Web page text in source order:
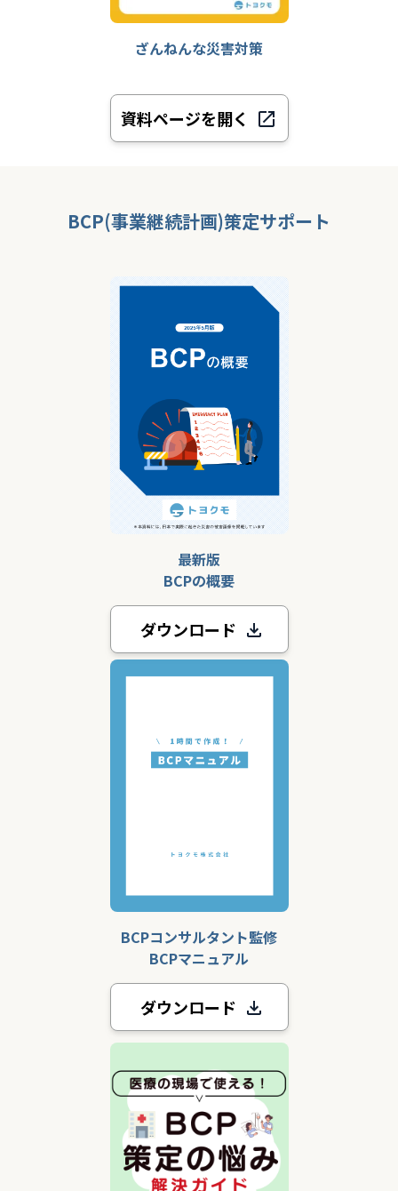
ざんねんな災害対策
資料ページを開く
BCP(事業継続計画)策定サポート
最新版
BCPの概要
ダウンロード
BCPコンサルタント監修
BCPマニュアル
ダウンロード